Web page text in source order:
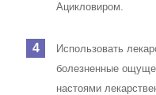
Ацикловиром.
Использовать
болезненные
настоями